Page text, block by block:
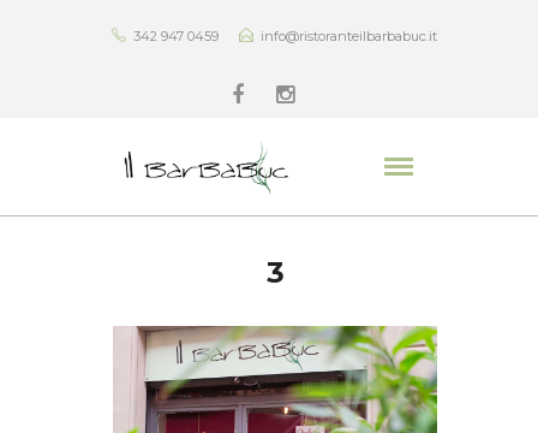
342 947 0459 info@ristoranteilbarbabuc.it
3